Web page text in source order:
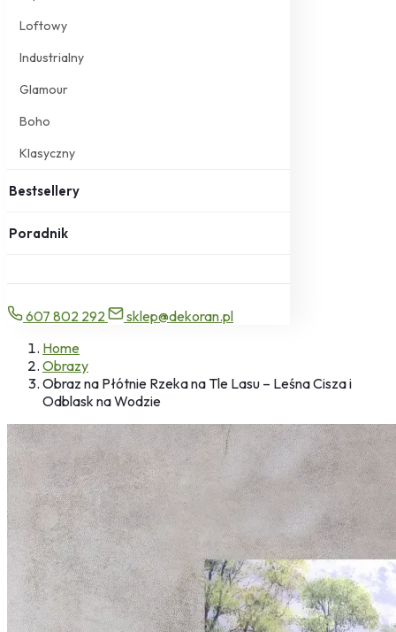
Loftowy
Industrialny
Glamour
Boho
Klasyczny
Bestsellery
Poradnik
607 802 292
sklep@dekoran.pl
Home
Obrazy
Obraz na Płótnie Rzeka na Tle Lasu – Leśna Cisza i
Odblask na Wodzie